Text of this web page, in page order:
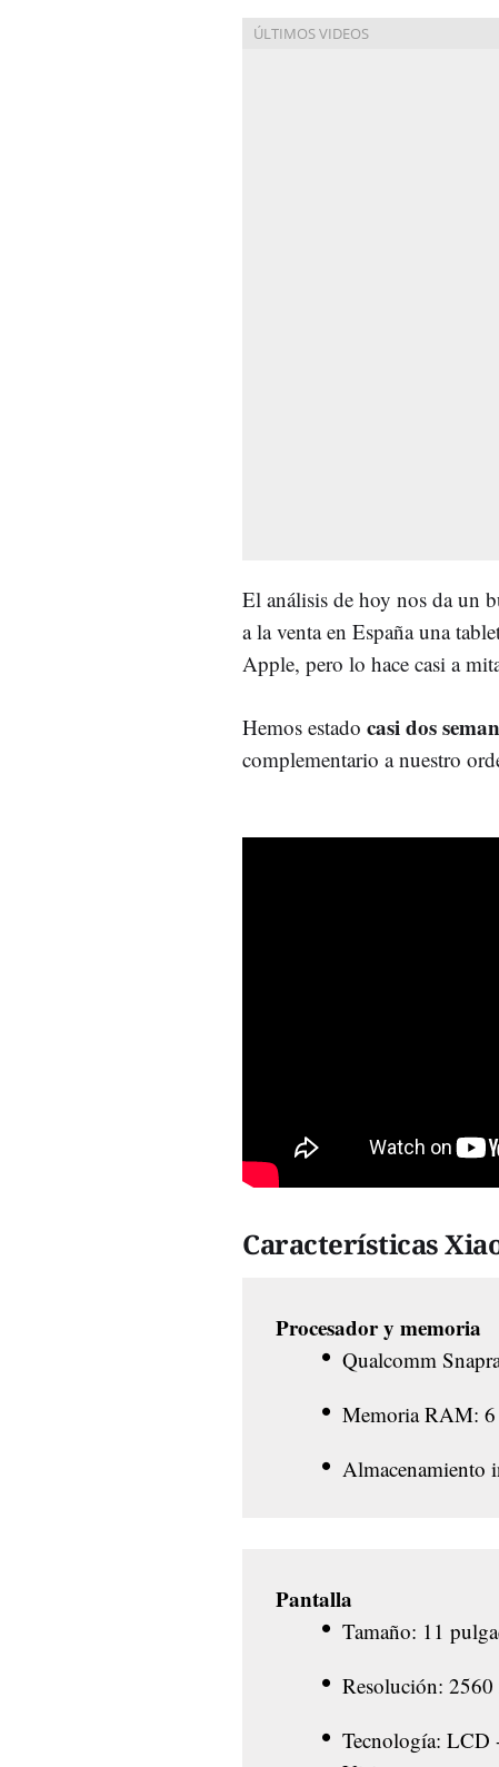
El análisis de hoy nos da un
a la venta en España una
Apple, pero lo hace casi a
Hemos estado casi dos
complementario a nuestro
Características
Procesador y memoria
Qualcomm
Memoria RAM:
Almacenamiento
Pantalla
Tamaño: 11
Resolución:
Tecnología: LCD